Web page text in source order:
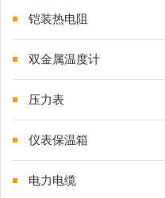
铠装热电阻
双金属温度计
压力表
仪表保温箱
电力电缆